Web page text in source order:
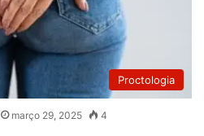
Proctologia
março 29, 2025 4